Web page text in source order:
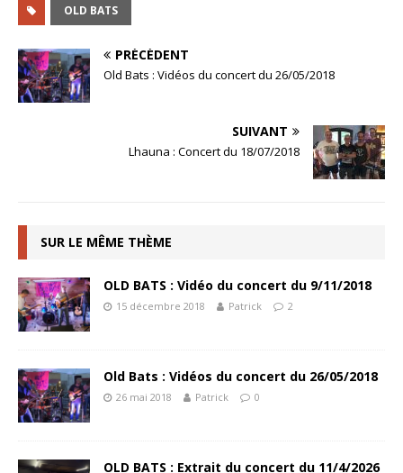
OLD BATS
PRÉCÉDENT
Old Bats : Vidéos du concert du 26/05/2018
SUIVANT
Lhauna : Concert du 18/07/2018
SUR LE MÊME THÈME
OLD BATS : Vidéo du concert du 9/11/2018
15 décembre 2018 Patrick 2
Old Bats : Vidéos du concert du 26/05/2018
26 mai 2018 Patrick 0
OLD BATS : Extrait du concert du 11/4/2026